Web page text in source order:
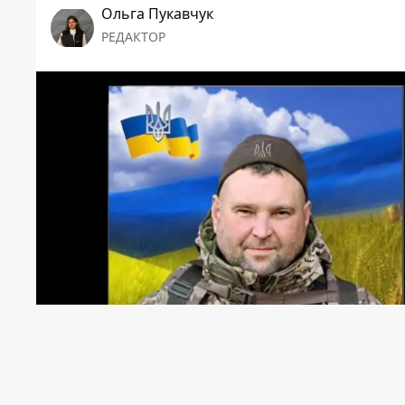
Ольга Пукавчук
РЕДАКТОР